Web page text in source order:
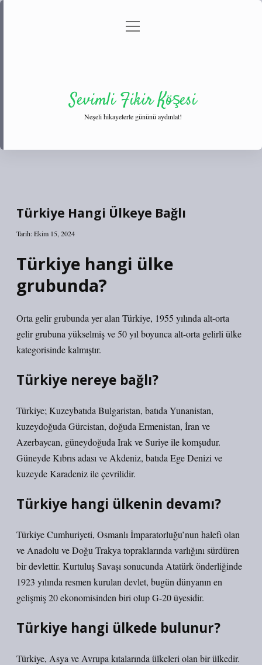
Gizlilik Politikası
menüyü
Sevimli Fikir Köşesi
Neşeli hikayelerle gününü aydınlat!
Türkiye Hangi Ülkeye Bağlı
Tarih: Ekim 15, 2024
Türkiye hangi ülke
grubunda?
Orta gelir grubunda yer alan Türkiye, 1955 yılında alt-orta
gelir grubuna yükselmiş ve 50 yıl boyunca alt-orta gelirli ülke
kategorisinde kalmıştır.
Türkiye nereye bağlı?
Türkiye; Kuzeybatıda Bulgaristan, batıda Yunanistan,
kuzeydoğuda Gürcistan, doğuda Ermenistan, İran ve
Azerbaycan, güneydoğuda Irak ve Suriye ile komşudur.
Güneyde Kıbrıs adası ve Akdeniz, batıda Ege Denizi ve
kuzeyde Karadeniz ile çevrilidir.
Türkiye hangi ülkenin devamı?
Türkiye Cumhuriyeti, Osmanlı İmparatorluğu’nun halefi olan
ve Anadolu ve Doğu Trakya topraklarında varlığını sürdüren
bir devlettir. Kurtuluş Savaşı sonucunda Atatürk önderliğinde
1923 yılında resmen kurulan devlet, bugün dünyanın en
gelişmiş 20 ekonomisinden biri olup G-20 üyesidir.
Türkiye hangi ülkede bulunur?
Türkiye, Asya ve Avrupa kıtalarında ülkeleri olan bir ülkedir.